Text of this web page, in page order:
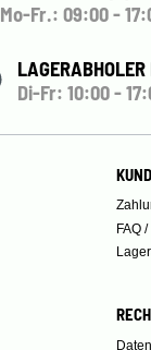
Mo-Fr.: 09:00 -
Di-Fr: 10:00 -
FAQ